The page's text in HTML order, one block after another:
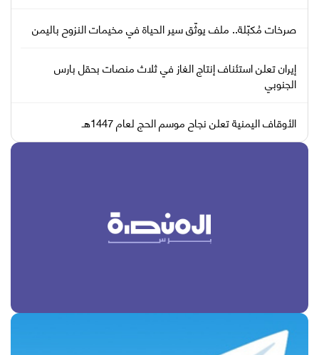
صرخات مُكبّلة.. ملف يوثّق سير الحياة في مخيمات النزوح باليمن
إيران تعلن استئناف إنتاج الغاز في ثلاث منصات بحقل بارس
الجنوبي
الأوقاف اليمنية تعلن نجاح موسم الحج لعام 1447هـ